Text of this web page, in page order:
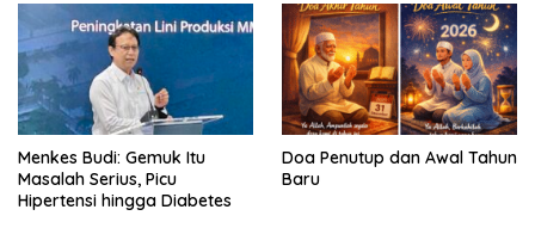
Menkes Budi: Gemuk Itu
Masalah Serius, Picu
Hipertensi hingga Diabetes
Doa Penutup dan Awal Tahun
Baru